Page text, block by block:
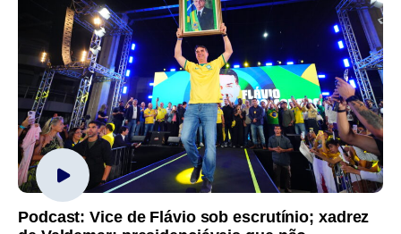
Podcast: Vice de Flávio sob escrutínio; xadrez